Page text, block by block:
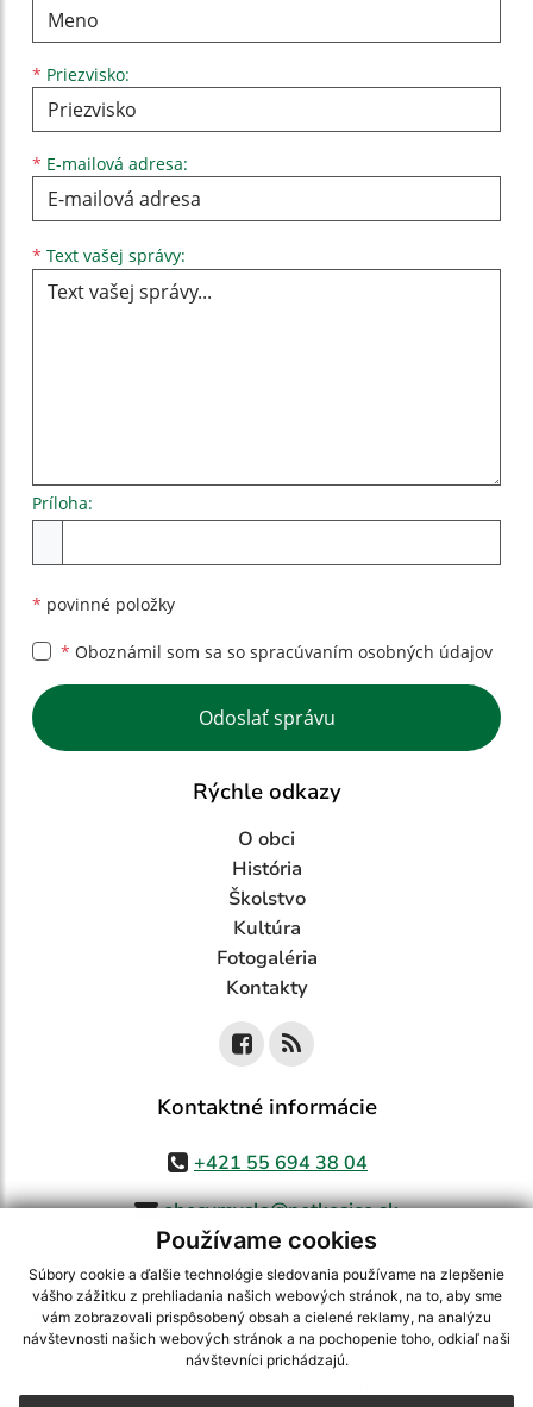
Používame cookies
Súbory cookie a ďalšie technológie sledovania používame na zlepšenie
vášho zážitku z prehliadania našich webových stránok, na to, aby sme
vám zobrazovali prispôsobený obsah a cielené reklamy, na analýzu
návštevnosti našich webových stránok a na pochopenie toho, odkiaľ naši
návštevníci prichádzajú.
* Priezvisko:
* E-mailová adresa:
* Text vašej správy:
Príloha:
* povinné položky
* Oboznámil som sa so spracúvaním osobných údajov
Google reCaptcha Response
Odoslať správu
Rýchle odkazy
O obci
História
Školstvo
Kultúra
Fotogaléria
Kontakty
Kontaktné informácie
+421 55 694 38 04
obecvmysla@netkosice.sk
využite možnosť získavania aktuálnych informácií s využitím RSS
CMS systém (redakčný) systém ECHELON 2,Mapa stránok,web portál
webex.digital, s.r.o.,domény,registrácia domény